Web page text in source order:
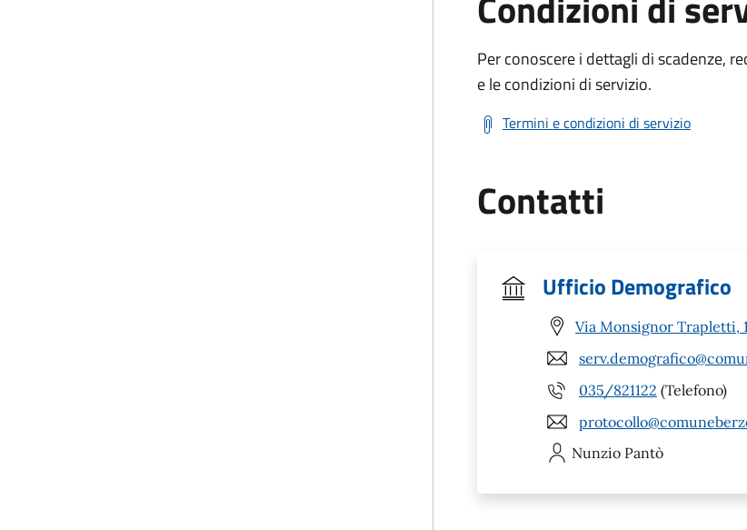
Per conoscere i dettagli di scadenze,
e le condizioni di servizio.
Termini e condizioni di servizio
Contatti
Ufficio Demografico
Via Monsignor Trapletti,
035/821122 (Telefono)
Nunzio Pantò